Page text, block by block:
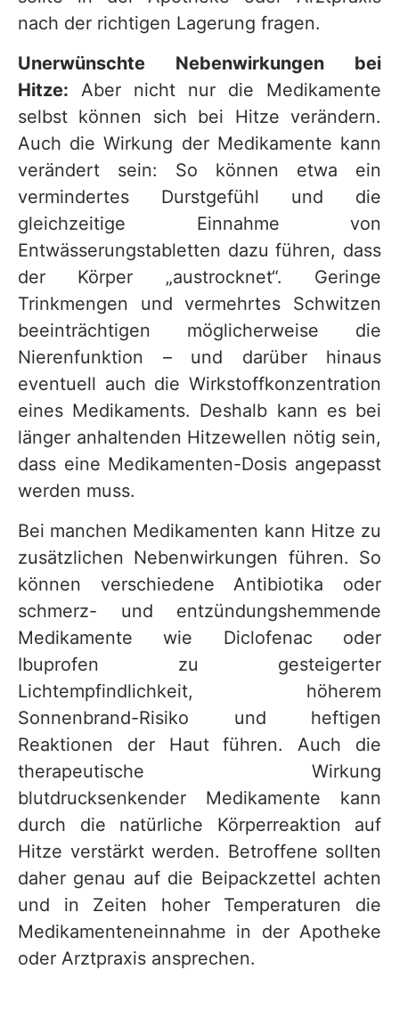
nach der richtigen Lagerung fragen.
Unerwünschte Nebenwirkungen bei
Hitze: Aber nicht nur die Medikamente
selbst können sich bei Hitze verändern.
Auch die Wirkung der Medikamente kann
verändert sein: So können etwa ein
vermindertes Durstgefühl und die
gleichzeitige Einnahme von
Entwässerungstabletten dazu führen, dass
der Körper „austrocknet“. Geringe
Trinkmengen und vermehrtes Schwitzen
beeinträchtigen möglicherweise die
Nierenfunktion – und darüber hinaus
eventuell auch die Wirkstoffkonzentration
eines Medikaments. Deshalb kann es bei
länger anhaltenden Hitzewellen nötig sein,
dass eine Medikamenten-Dosis angepasst
werden muss.
Bei manchen Medikamenten kann Hitze zu
zusätzlichen Nebenwirkungen führen. So
können verschiedene Antibiotika oder
schmerz- und entzündungshemmende
Medikamente wie Diclofenac oder
Ibuprofen zu gesteigerter
Lichtempfindlichkeit, höherem
Sonnenbrand-Risiko und heftigen
Reaktionen der Haut führen. Auch die
therapeutische Wirkung
blutdrucksenkender Medikamente kann
durch die natürliche Körperreaktion auf
Hitze verstärkt werden. Betroffene sollten
daher genau auf die Beipackzettel achten
und in Zeiten hoher Temperaturen die
Medikamenteneinnahme in der Apotheke
oder Arztpraxis ansprechen.